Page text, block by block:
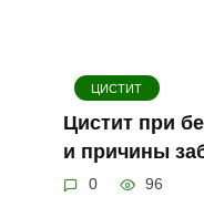
ЦИСТИТ
Цистит при
и причины
0 96